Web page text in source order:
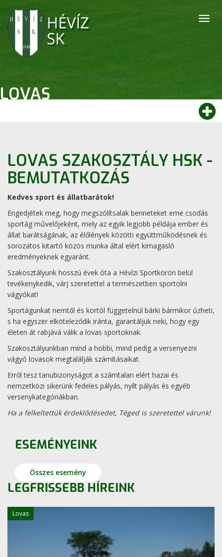
LOVAS
LOVAS SZAKOSZTÁLY HSK -
BEMUTATKOZÁS
Kedves sport és állatbarátok!
Engedjétek meg, hogy megszólítsalak benneteket eme csodás
sportág művelőjeként, mely az egyik legjobb példája ember és
állat barátságának, az élőlények közötti együttműködésnek és
sorozatos kitartó közös munka által elért kimagasló
eredményeknek egyaránt.
Szakosztályunk hosszú évek óta a Hévízi Sportkörön belül
tevékenykedik, várj szeretettel a természetben sportolni
vágyókat!
Sportágunkat nemtől és kortól függetelnül bárki bármikor űzheti,
s ha egyszer elköteleződik iránta, garantáljuk neki, hogy egy
életen át rabjává válik a lovas sportoknak.
Szakosztályunkban mind a hobbi, mind pedig a versenyezni
vágyó lovasok megtalálják számításaikat.
Erről tesz tanubizonyságot a számtalan elért hazai és
nemzetközi sikerünk fedeles pályás, nyílt pályás és egyéb
versenykategóriákban.
Ha a felkeltettük érdeklődésedet, Téged is szeretettel várunk!
ESEMÉNYEINK
Összes esemény
LEGFRISSEBB HÍREINK
Lovas